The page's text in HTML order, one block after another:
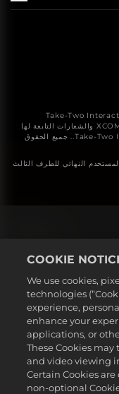
©2017 Take-Two
Software, Inc. و2K وFiraxis Games وXCOM وXCOM 2 والشعارات التابعة لها
هي علامات تجارية تابعة لـ Take-Two Interactive Software, Inc.. جميع الحقوق
النهائي للطرف الثالث
COOKIE
We use cookies,
technologies
experience,
enhance your
applications, or
These Cookies
and video viewing
Certain Cookies
non-optional